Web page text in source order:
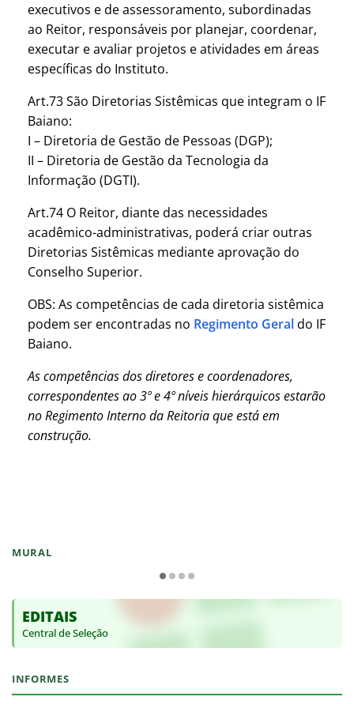
MURAL
EDITAIS
Central de Seleção
INFORMES
executivos e de assessoramento, subordinadas
ao Reitor, responsáveis por planejar, coordenar,
executar e avaliar projetos e atividades em áreas
específicas do Instituto.
Art.73 São Diretorias Sistêmicas que integram o IF
Baiano:
I – Diretoria de Gestão de Pessoas (DGP);
II – Diretoria de Gestão da Tecnologia da
Informação (DGTI).
Art.74 O Reitor, diante das necessidades
acadêmico-administrativas, poderá criar outras
Diretorias Sistêmicas mediante aprovação do
Conselho Superior.
OBS: As competências de cada diretoria sistêmica
podem ser encontradas no Regimento Geraldo IF
Baiano.
As competências dos diretores e coordenadores,
correspondentes ao 3º e 4º níveis hierárquicos estarão
no Regimento Interno da Reitoria que está em
construção.